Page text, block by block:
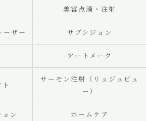
美容点滴・注射
ーザー サブシジョン
アートメーク
サーモン注射（リュジュビュ
ー）
ン ホームケア